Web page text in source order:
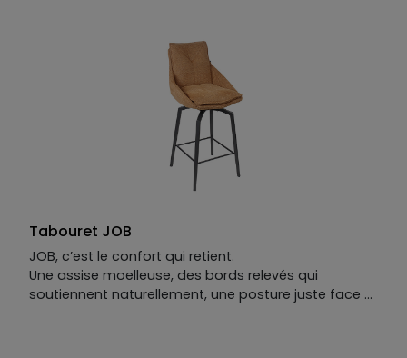
qui s’étire. WIN a cette élégance discrète qui fait
oublier le temps. On s’assoit. On reste.
Tabouret JOB
JOB, c’est le confort qui retient.
Une assise moelleuse, des bords relevés qui
soutiennent naturellement, une posture juste face à